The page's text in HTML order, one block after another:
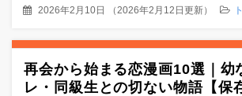
2026年2月10日 （2026年2月12日更新）
再会から始まる恋漫画10選｜幼
レ・同級生との切ない物語【保